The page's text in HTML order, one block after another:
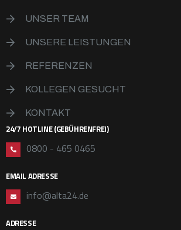
UNSER TEAM
UNSERE LEISTUNGEN
REFERENZEN
KOLLEGEN GESUCHT
KONTAKT
24/7 HOTLINE (GEBÜHRENFREI)
0800 - 465 0465
EMAIL ADRESSE
info@alta24.de
ADRESSE